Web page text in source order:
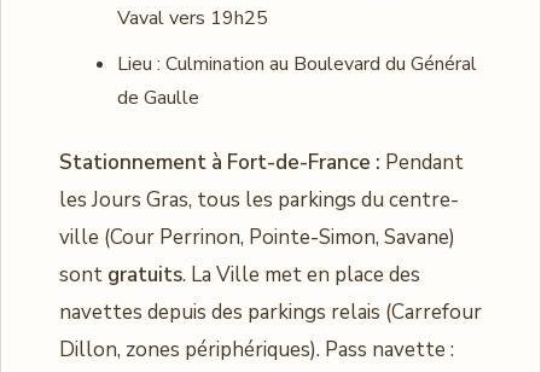
Vaval vers 19h25
Lieu : Culmination au Boulevard du Général
de Gaulle
Stationnement à Fort-de-France : Pendant
les Jours Gras, tous les parkings du centre-
ville (Cour Perrinon, Pointe-Simon, Savane)
sont gratuits. La Ville met en place des
navettes depuis des parkings relais (Carrefour
Dillon, zones périphériques). Pass navette :